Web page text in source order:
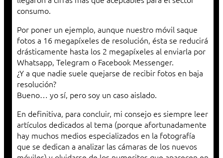
consumo.
Por poner un ejemplo, aunque nuestro móvil saque
fotos a 16 megapíxeles de resolución, ésta se reducirá
drásticamente hasta los 2 megapíxeles al enviarla por
Whatsapp, Telegram o Facebook Messenger.
¿Y a que nadie suele quejarse de recibir fotos en baja
resolución?
Bueno… yo sí, pero soy un caso aislado.
En definitiva, para concluir, mi consejo es siempre leer
artículos dedicados al tema (porque afortunadamente
hay muchos medios especializados en la fotografía
que se dedican a analizar las cámaras de los nuevos